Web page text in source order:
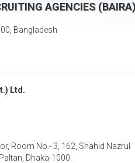
AGENCIES
Bangladesh
Ltd.
Room No.- 3, 162, Shahid Nazrul
Dhaka-1000.